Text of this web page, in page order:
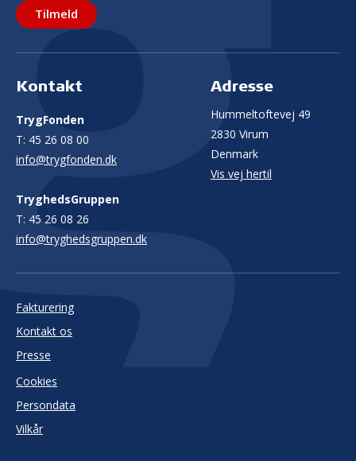
Tilmeld
Kontakt
TrygFonden
T: 45 26 08 00
info@trygfonden.dk
TryghedsGruppen
T: 45 26 08 26
info@tryghedsgruppen.dk
Adresse
Hummeltoftevej 49
2830 Virum
Denmark
Vis vej hertil
Fakturering
Kontakt os
Presse
Cookies
Persondata
Vilkår